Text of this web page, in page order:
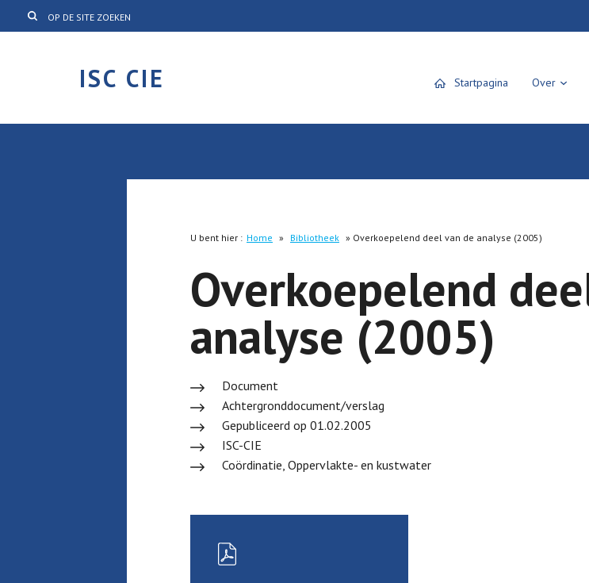
ISC CIE Startpagina Over
U bent hier : Home » Bibliotheek » Overkoepelend deel van de analyse (2005)
Overkoepelend
analyse (2005)
Document
Achtergronddocument/verslag
Gepubliceerd op 01.02.2005
ISC-CIE
Coördinatie, Oppervlakte- en kustwater